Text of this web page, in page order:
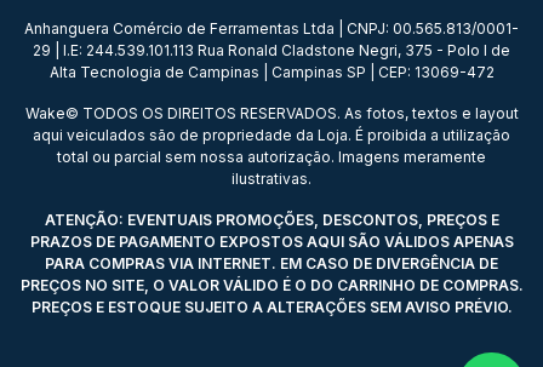
Anhanguera Comércio de Ferramentas Ltda | CNPJ: 00.565.813/0001-
29 | I.E: 244.539.101.113 Rua Ronald Cladstone Negri, 375 - Polo I de
Alta Tecnologia de Campinas | Campinas SP | CEP: 13069-472
Wake© TODOS OS DIREITOS RESERVADOS. As fotos, textos e layout
aqui veiculados são de propriedade da Loja. É proibida a utilização
total ou parcial sem nossa autorização. Imagens meramente
ilustrativas.
ATENÇÃO: EVENTUAIS PROMOÇÕES, DESCONTOS, PREÇOS E
PRAZOS DE PAGAMENTO EXPOSTOS AQUI SÃO VÁLIDOS APENAS
PARA COMPRAS VIA INTERNET. EM CASO DE DIVERGÊNCIA DE
PREÇOS NO SITE, O VALOR VÁLIDO É O DO CARRINHO DE COMPRAS.
PREÇOS E ESTOQUE SUJEITO A ALTERAÇÕES SEM AVISO PRÉVIO.